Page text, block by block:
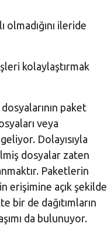
olmadığını ileride
kolaylaştırmak
paket
veya
Dolayısıyla
dosyalar zaten
Paketlerin
erişimine açık şekilde
bir de dağıtımların
da bulunuyor.